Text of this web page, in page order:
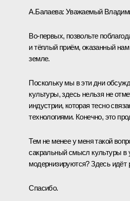
А.Балаева: Уважаемый
Во-первых, позвольте
и тёплый приём, оказанный
земле.
Поскольку мы в эти дни
культуры, здесь нельзя не
индустрии, которая тесно
технологиями. Конечно, это
Тем не менее у меня такой
сакральный смысл культуры в
модернизируются? Здесь идёт
Спасибо.